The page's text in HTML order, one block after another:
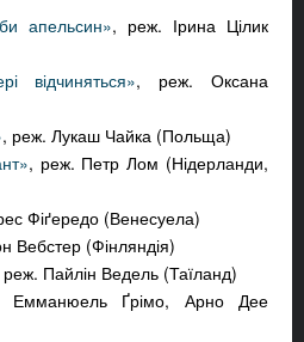
апельсин», реж. Ірина Цілик
відчиняться», реж. Оксана
, реж. Лукаш Чайка (Польща)
, реж. Петр Лом (Нідерланди,
Фіґередо (Венесуела)
Вебстер (Фінляндія)
реж. Пайлін Ведель (Таїланд)
Ґрімо, Арно Дее